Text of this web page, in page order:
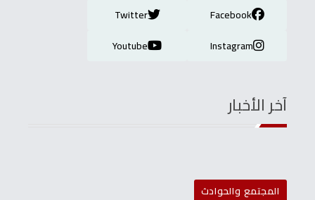
Facebook
Twitter
Instagram
Youtube
آخر الأخبار
المجتمع والحوادث